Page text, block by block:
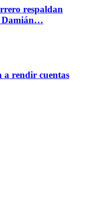
respaldan
Damián…
a rendir cuentas